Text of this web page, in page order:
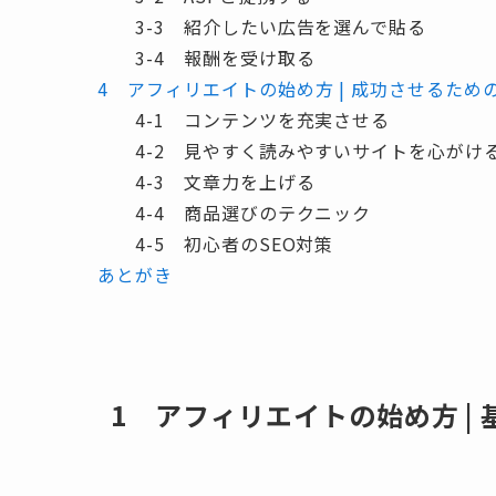
3-3 紹介したい広告を選んで貼る
3-4 報酬を受け取る
4 アフィリエイトの始め方 | 成功させるため
4-1 コンテンツを充実させる
4-2 見やすく読みやすいサイトを心がけ
4-3 文章力を上げる
4-4 商品選びのテクニック
4-5 初心者のSEO対策
あとがき
1 アフィリエイトの始め方 |